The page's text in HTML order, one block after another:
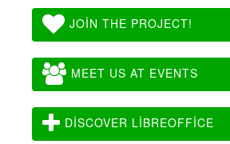
JOIN THE PROJECT!
MEET US AT EVENTS
DISCOVER LIBREOFFICE